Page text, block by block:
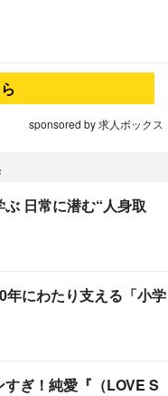
sponsored by 求人ボックス
日常に潜む“人身取
年にわたり支える「小学
ぎ！純愛『（LOVE S